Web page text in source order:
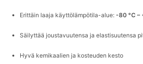
Erittäin laaja käyttölämpötila-alue: -80 °C –
Säilyttää joustavuutensa ja elastisuutensa
Hyvä kemikaalien ja kosteuden kesto